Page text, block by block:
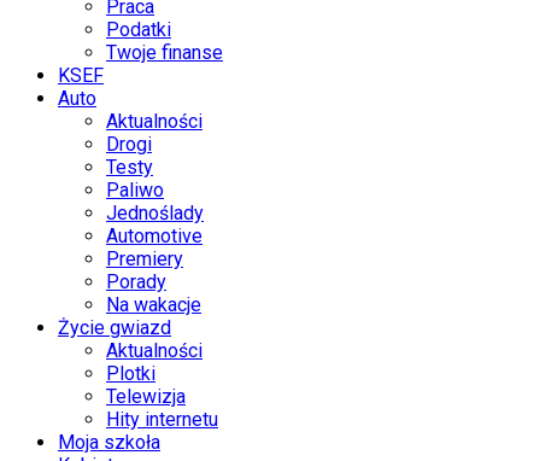
Praca
Podatki
Twoje finanse
KSEF
Auto
Aktualności
Drogi
Testy
Paliwo
Jednoślady
Automotive
Premiery
Porady
Na wakacje
Życie gwiazd
Aktualności
Plotki
Telewizja
Hity internetu
Moja szkoła